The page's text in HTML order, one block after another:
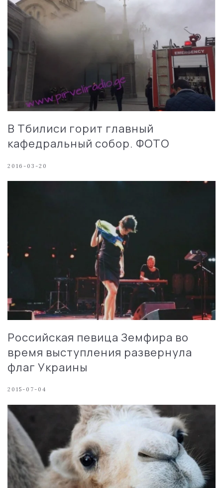
В Тбилиси горит главный
кафедральный собор. ФОТО
2016-03-20
Российская певица Земфира во
время выступления развернула
флаг Украины
2015-07-04